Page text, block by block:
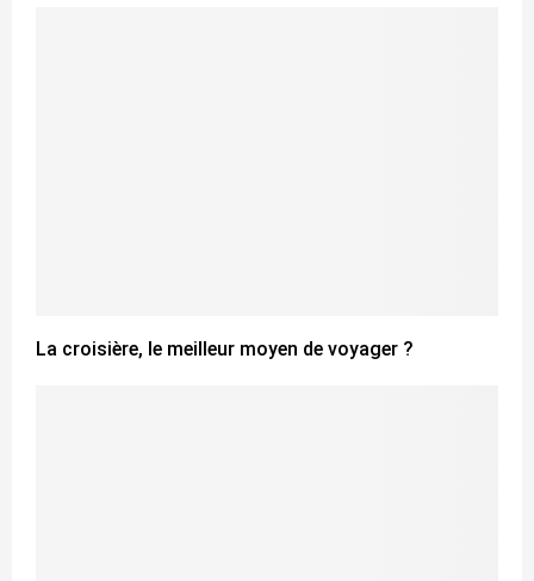
La croisière, le meilleur moyen de voyager ?